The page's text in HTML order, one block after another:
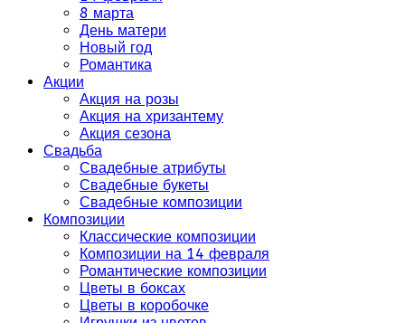
8 марта
День матери
Новый год
Романтика
Акции
Акция на розы
Акция на хризантему
Акция сезона
Свадьба
Свадебные атрибуты
Свадебные букеты
Свадебные композиции
Композиции
Классические композиции
Композиции на 14 февраля
Романтические композиции
Цветы в боксах
Цветы в коробочке